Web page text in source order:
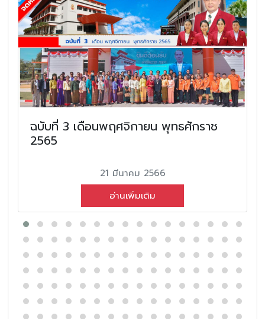
ฉบับที่ 3 เดือนพฤศจิกายน พุทธศักราช
2565
21 มีนาคม 2566
อ่านเพิ่มเติม